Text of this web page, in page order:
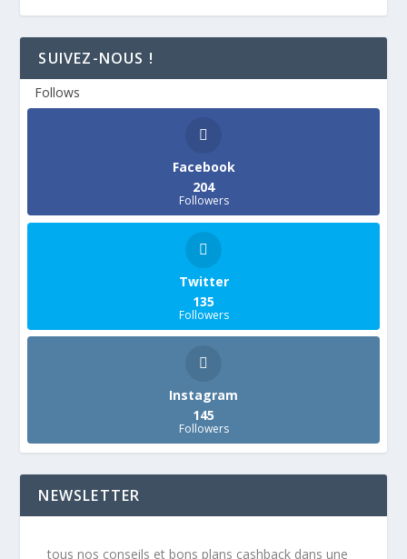
SUIVEZ-NOUS !
Follows
Facebook
204
Followers
Twitter
135
Followers
Instagram
145
Followers
NEWSLETTER
tous nos conseils et bons plans cashback dans une